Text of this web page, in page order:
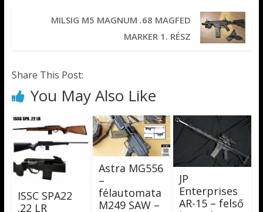
MILSIG M5 MAGNUM .68 MAGFED
MARKER 1. RÉSZ
Share This Post:
You May Also Like
ISSC SPA22
.22 LR
Astra MG556
–
félautomata
M249 SAW –
JP
Enterprises
AR-15 – felső